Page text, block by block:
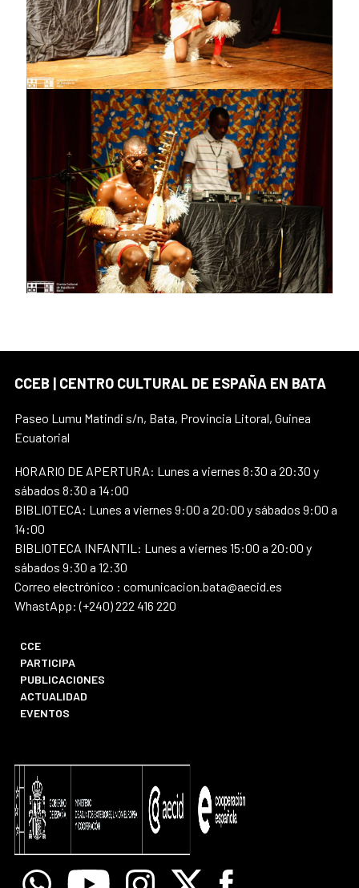
CCEB | CENTRO CULTURAL DE ESPAÑA EN BATA
Paseo Lumu Matindi s/n, Bata, Provincia Litoral, Guinea
Ecuatorial
HORARIO DE APERTURA: Lunes a viernes 8:30 a 20:30 y
sábados 8:30 a 14:00
BIBLIOTECA: Lunes a viernes 9:00 a 20:00 y sábados 9:00 a
14:00
BIBLIOTECA INFANTIL: Lunes a viernes 15:00 a 20:00 y
sábados 9:30 a 12:30
Correo electrónico : comunicacion.bata@aecid.es
WhastApp: (+240) 222 416 220
CCE
PARTICIPA
PUBLICACIONES
ACTUALIDAD
EVENTOS
WhatsappYoutube Instagram
X Facebook